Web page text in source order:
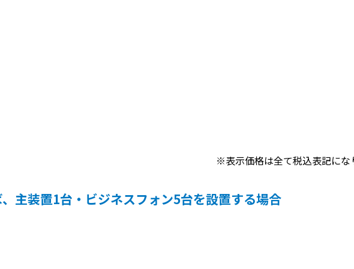
※表示価格は全て税込表記にな
主装置1台・ビジネスフォン5台を設置する場合